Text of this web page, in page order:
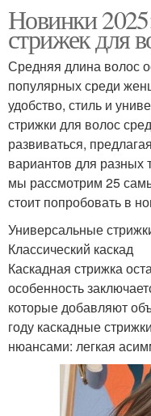
Новинки
стрижек для
Средняя длина волос
популярных среди
удобство, стиль и
стрижки для волос
развиваться,
вариантов для разных
мы рассмотрим 25
стоит попробовать в
Универсальные
Классический каскад
Каскадная стрижка
особенность
которые добавляют
году каскадные
нюансами: легкая